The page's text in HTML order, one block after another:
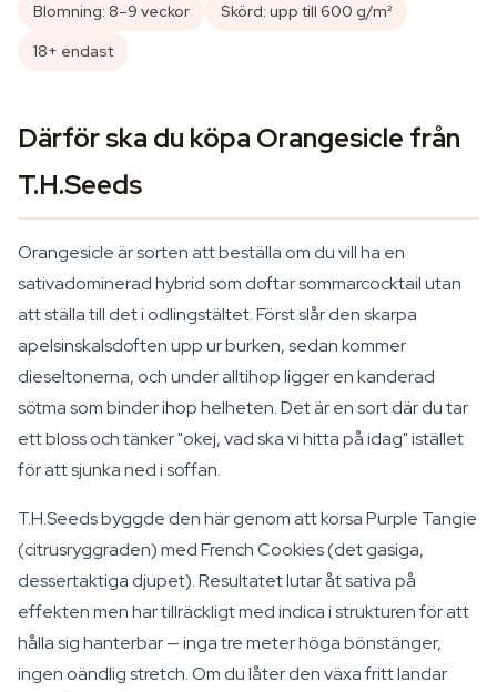
Blomning: 8–9 veckor
Skörd: upp till 600 g/m²
18+ endast
Därför ska du köpa Orangesicle från
T.H.Seeds
Orangesicle är sorten att beställa om du vill ha en
sativadominerad hybrid som doftar sommarcocktail utan
att ställa till det i odlingstältet. Först slår den skarpa
apelsinskalsdoften upp ur burken, sedan kommer
dieseltonerna, och under alltihop ligger en kanderad
sötma som binder ihop helheten. Det är en sort där du tar
ett bloss och tänker "okej, vad ska vi hitta på idag" istället
för att sjunka ned i soffan.
T.H.Seeds byggde den här genom att korsa Purple Tangie
(citrusryggraden) med French Cookies (det gasiga,
dessertaktiga djupet). Resultatet lutar åt sativa på
effekten men har tillräckligt med indica i strukturen för att
hålla sig hanterbar — inga tre meter höga bönstänger,
ingen oändlig stretch. Om du låter den växa fritt landar